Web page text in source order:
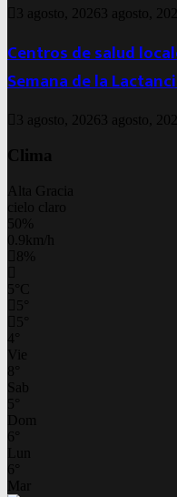
3 agosto, 2026 3 agosto,
Centros de salud
Semana de la
3 agosto, 2026 3 agosto,
Clima
Alta Gracia
cielo claro
50%
0.9km/h
8%
5 C
5
5
4
Vie
8
Sab
5
Dom
6
Lun
6
Mar